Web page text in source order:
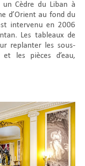
un Cèdre du Liban à
d’Orient au fond du
intervenu en 2006
Les tableaux de
replanter les sous-
les pièces d’eau,